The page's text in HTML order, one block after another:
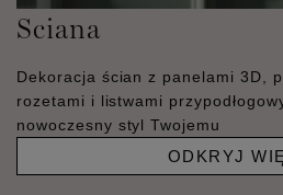
Sciana
Dekoracja ścian z panelami 3D,
rozetami i listwami
nowoczesny styl Twojemu
ODKRYJ